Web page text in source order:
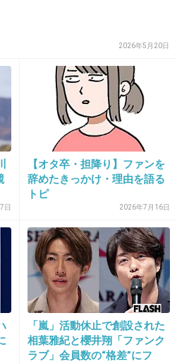
っかり教育しろ
言われるけど
バいよね
+419
+400 -6
2026年5月20日
日
​【オタ卒・担降り】ファンを
辞めたきっかけ・理由を語る
トピ
2026年7月16日
「嵐」活動休止で創設された
相葉雅紀と櫻井翔「ファンク
ラブ」会員数の“格差”にフ